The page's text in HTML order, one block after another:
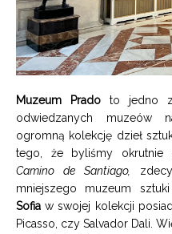
Muzeum Prado to jedno z
odwiedzanych muzeów
ogromną kolekcję dzieł
tego, że byliśmy okrutnie
Camino de Santiago,
mniejszego muzeum sztuki
Sofiaw swojej kolekcji
Picasso, czy Salvador Dali.